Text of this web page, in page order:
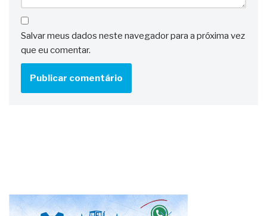
Salvar meus dados neste navegador para a próxima vez
que eu comentar.